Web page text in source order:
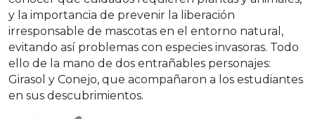
y la importancia de prevenir la liberación
irresponsable de mascotas en el entorno natural,
evitando así problemas con especies invasoras. Todo
ello de la mano de dos entrañables personajes:
Girasol y Conejo, que acompañaron a los estudiantes
en sus descubrimientos.